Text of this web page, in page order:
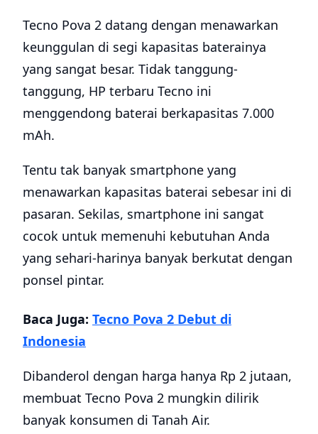
Tecno Pova 2 datang dengan menawarkan
keunggulan di segi kapasitas baterainya
yang sangat besar. Tidak tanggung-
tanggung, HP terbaru Tecno ini
menggendong baterai berkapasitas 7.000
mAh.
Tentu tak banyak smartphone yang
menawarkan kapasitas baterai sebesar ini di
pasaran. Sekilas, smartphone ini sangat
cocok untuk memenuhi kebutuhan Anda
yang sehari-harinya banyak berkutat dengan
ponsel pintar.
Baca Juga: Tecno Pova 2 Debut di
Indonesia
Dibanderol dengan harga hanya Rp 2 jutaan,
membuat Tecno Pova 2 mungkin dilirik
banyak konsumen di Tanah Air.